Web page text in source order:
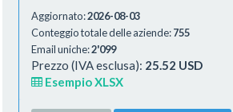
Aggiornato:2026-08-03
Conteggio totale delle aziende:755
Email uniche:2'099
Prezzo (IVA esclusa): 25.52 USD
Esempio XLSX